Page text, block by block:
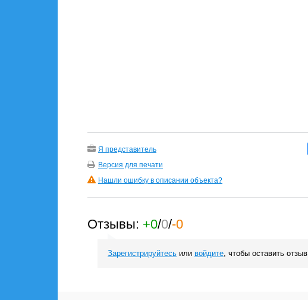
Я представитель
Версия для печати
Нашли ошибку в описании объекта?
Отзывы: +0/0/-0
Зарегистрируйтесь или войдите, чтобы оставить отзыв